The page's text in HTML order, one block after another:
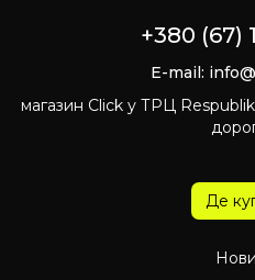
+380 (67)
E-mail:
магазин Click у ТРЦ
Де